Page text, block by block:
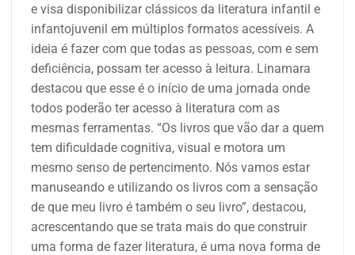
e visa disponibilizar clássicos da literatura infantil e
infantojuvenil em múltiplos formatos acessíveis. A
ideia é fazer com que todas as pessoas, com e sem
deficiência, possam ter acesso à leitura. Linamara
destacou que esse é o início de uma jornada onde
todos poderão ter acesso à literatura com as
mesmas ferramentas. “Os livros que vão dar a quem
tem dificuldade cognitiva, visual e motora um
mesmo senso de pertencimento. Nós vamos estar
manuseando e utilizando os livros com a sensação
de que meu livro é também o seu livro”, destacou,
acrescentando que se trata mais do que construir
uma forma de fazer literatura, é uma nova forma de